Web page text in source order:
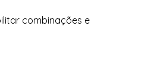
combinações e